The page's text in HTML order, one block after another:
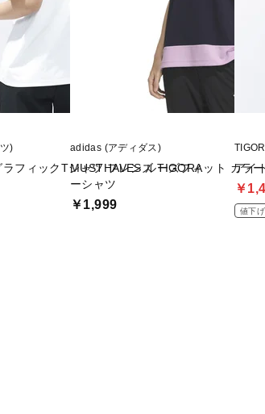
)
フィックTシャツ フレンズ TIGORA
adidas (アディダス)
MUSTHAVES ルーズフィット カラ
ーシャツ
￥1,999
アイ
￥
値下げ